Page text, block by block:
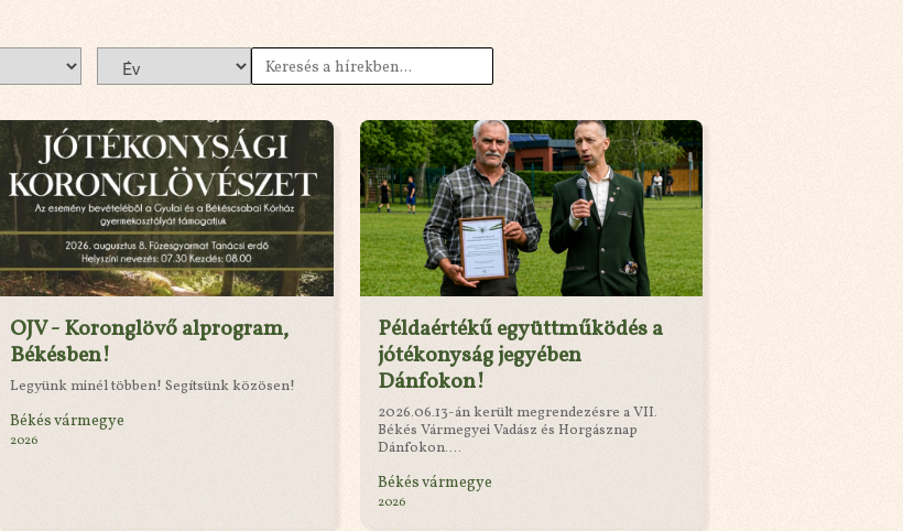
OJV - Koronglövő alprogram,
Békésben!
Legyünk minél többen! Segítsünk közösen!
Békés vármegye
2026
Példaértékű együttműködés a
jótékonyság jegyében
Dánfokon!
2026.06.13-án került megrendezésre a VII.
Békés Vármegyei Vadász és Horgásznap
Dánfokon....
Békés vármegye
2026